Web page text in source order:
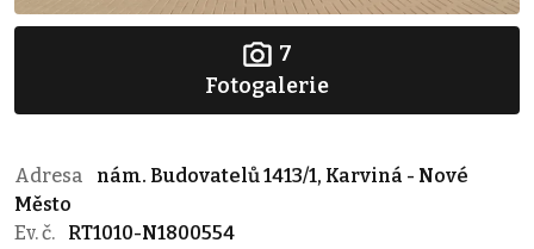
7
Fotogalerie
Adresa
nám. Budovatelů 1413/1, Karviná - Nové
Město
Ev. č.
RT1010-N1800554